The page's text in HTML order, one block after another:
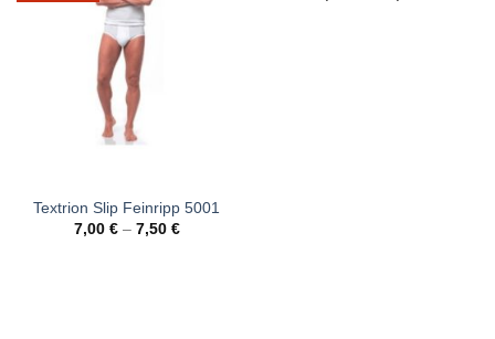
Textrion Slip Feinripp 5001
7,00 €– 7,50 €